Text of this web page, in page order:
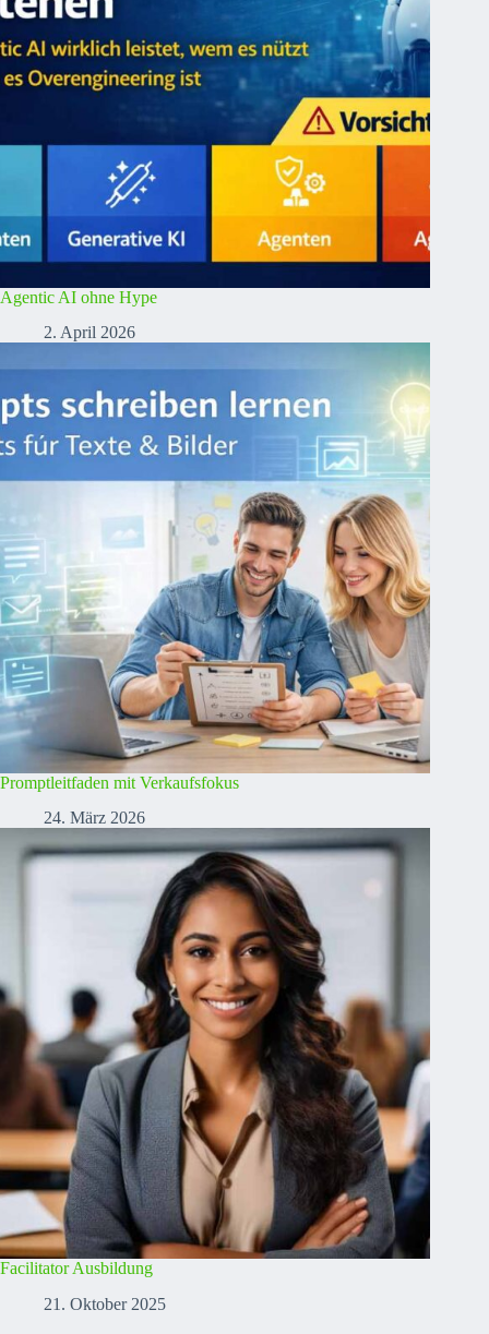
Agentic AI ohne Hype
2. April 2026
Promptleitfaden mit Verkaufsfokus
24. März 2026
Facilitator Ausbildung
21. Oktober 2025